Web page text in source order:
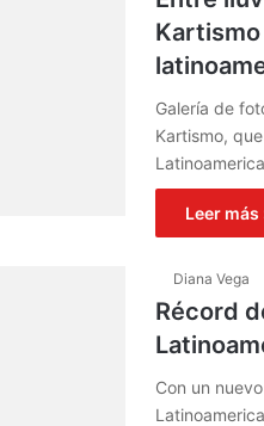
Galería de
Kartismo,
Leer más
Diana Vega
Récord
Con un